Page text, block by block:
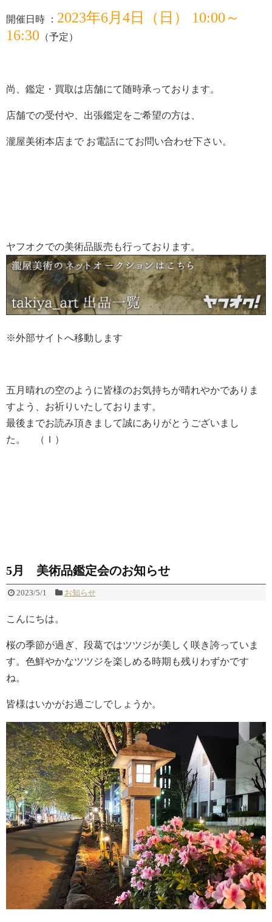
開催日時 ： 2023年6月4日（日） 10:00～
16:30 （予定）
尚、鑑定・買取は店舗にて随時承っております。
店舗での受付や、出張鑑定をご希望の方は、
瀧屋美術本店まで お電話にてお問い合わせ下さい。
ヤフオクでの美術品販売も行っております。
※外部サイトへ移動します
五月晴れの空のように皆様のお気持ちが晴れやかでありま
すよう、お祈りいたしております。
最後までお読み頂きまして誠にありがとうございまし
た。 （Ｉ）
5月 美術品鑑定会のお知らせ
2023/5/1 お知らせ
こんにちは。
桜の季節が過ぎ、段葛ではツツジが美しく咲き誇っていま
す。色鮮やかなツツジを楽しめる時期も残りわずかです
ね。
皆様はいかがお過ごしでしょうか。